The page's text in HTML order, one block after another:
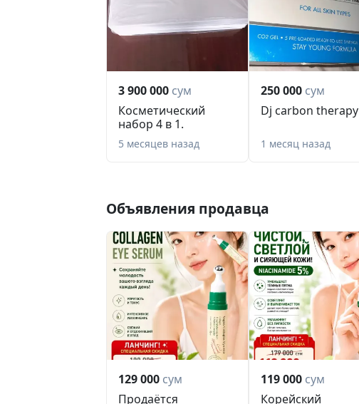
3 900 000 сум
Косметический
набор 4 в 1.
5 месяцев назад
250 000 сум
Dj carbon therapy
1 месяц назад
Объявления продавца
129 000 сум
Продаётся
119 000 сум
Корейский